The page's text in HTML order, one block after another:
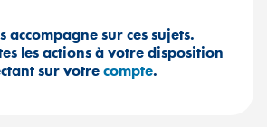
accompagne sur ces sujets.
les actions à votre disposition
sur votrecompte.